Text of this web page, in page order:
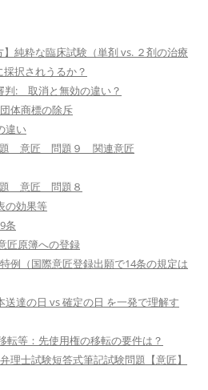
】純粋な臨床試験（単剤 vs. ２剤の治療
択されうるか？
: 取消と無効の違い？
体商標の除斥
違い
題 意匠 問題９ 関連意匠
題 意匠 問題８
の効果等
条
匠原簿への登録
例（国際意匠登録出願で14条の規定は
達の日 vs 確定の日 を一発で理解す
転等：先使用権の移転の要件は？
理士試験短答式筆記試験問題【意匠】